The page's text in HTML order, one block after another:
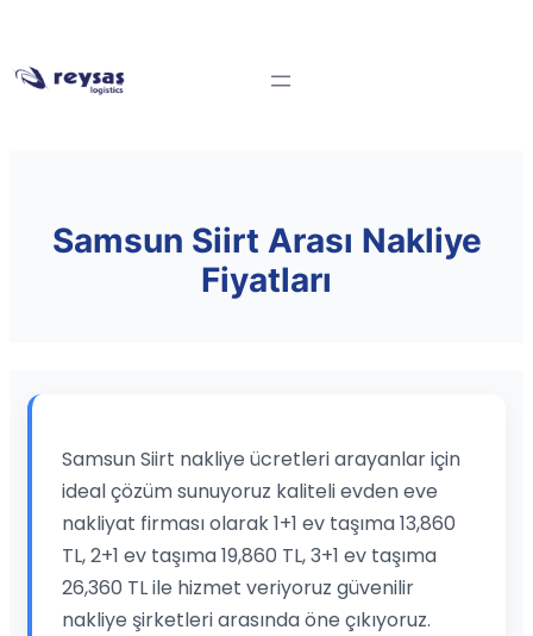
Samsun Siirt Arası Nakliye
Fiyatları
Samsun Siirt nakliye ücretleri arayanlar için
ideal çözüm sunuyoruz kaliteli evden eve
nakliyat firması olarak 1+1 ev taşıma 13,860
TL, 2+1 ev taşıma 19,860 TL, 3+1 ev taşıma
26,360 TL ile hizmet veriyoruz güvenilir
nakliye şirketleri arasında öne çıkıyoruz.